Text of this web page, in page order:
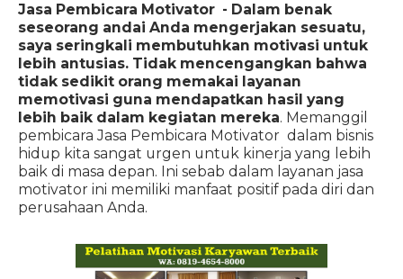
Jasa Pembicara Motivator - Dalam benak
seseorang andai Anda mengerjakan sesuatu,
saya seringkali membutuhkan motivasi untuk
lebih antusias. Tidak mencengangkan bahwa
tidak sedikit orang memakai layanan
memotivasi guna mendapatkan hasil yang
lebih baik dalam kegiatan mereka. Memanggil
pembicara Jasa Pembicara Motivator dalam bisnis
hidup kita sangat urgen untuk kinerja yang lebih
baik di masa depan. Ini sebab dalam layanan jasa
motivator ini memiliki manfaat positif pada diri dan
perusahaan Anda.